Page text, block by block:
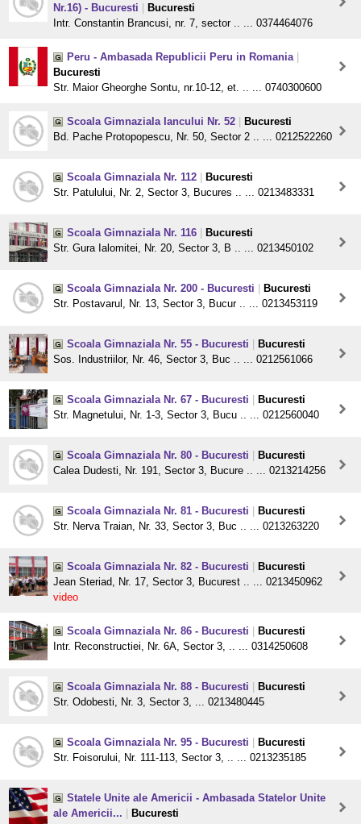
Nr.16) - Bucuresti
Bucuresti
Intr. Constantin Brancusi, nr. 7, sector .. ... 0374464076
Peru - Ambasada Republicii Peru in Romania
Bucuresti
Str. Maior Gheorghe Sontu, nr.10-12, et. .. ... 0740300600
Scoala Gimnaziala Iancului Nr. 52
Bucuresti
Bd. Pache Protopopescu, Nr. 50, Sector 2 .. ... 0212522260
Scoala Gimnaziala Nr. 112
Bucuresti
Str. Patulului, Nr. 2, Sector 3, Bucures .. ... 0213483331
Scoala Gimnaziala Nr. 116
Bucuresti
Str. Gura Ialomitei, Nr. 20, Sector 3, B .. ... 0213450102
Scoala Gimnaziala Nr. 200 - Bucuresti
Bucuresti
Str. Postavarul, Nr. 13, Sector 3, Bucur .. ... 0213453119
Scoala Gimnaziala Nr. 55 - Bucuresti
Bucuresti
Sos. Industriilor, Nr. 46, Sector 3, Buc .. ... 0212561066
Scoala Gimnaziala Nr. 67 - Bucuresti
Bucuresti
Str. Magnetului, Nr. 1-3, Sector 3, Bucu .. ... 0212560040
Scoala Gimnaziala Nr. 80 - Bucuresti
Bucuresti
Calea Dudesti, Nr. 191, Sector 3, Bucure .. ... 0213214256
Scoala Gimnaziala Nr. 81 - Bucuresti
Bucuresti
Str. Nerva Traian, Nr. 33, Sector 3, Buc .. ... 0213263220
Scoala Gimnaziala Nr. 82 - Bucuresti
Bucuresti
Jean Steriad, Nr. 17, Sector 3, Bucurest .. ... 0213450962
video
Scoala Gimnaziala Nr. 86 - Bucuresti
Bucuresti
Intr. Reconstructiei, Nr. 6A, Sector 3, .. ... 0314250608
Scoala Gimnaziala Nr. 88 - Bucuresti
Bucuresti
Str. Odobesti, Nr. 3, Sector 3, ... 0213480445
Scoala Gimnaziala Nr. 95 - Bucuresti
Bucuresti
Str. Foisorului, Nr. 111-113, Sector 3, .. ... 0213235185
Statele Unite ale Americii - Ambasada Statelor Unite
ale Americii...
Bucuresti